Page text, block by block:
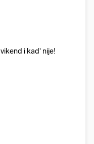
i kad' nije!